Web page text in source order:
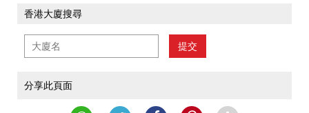
香港大廈搜尋
提交
分享此頁面